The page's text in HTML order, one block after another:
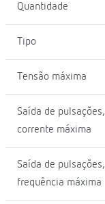
Quantidade
Tipo
Tensão máxima
Saída de pulsações,
corrente máxima
Saída de pulsações,
frequência máxima